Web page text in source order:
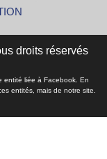
droits réservés
entité liée à Facebook. En
entités, mais de notre site.